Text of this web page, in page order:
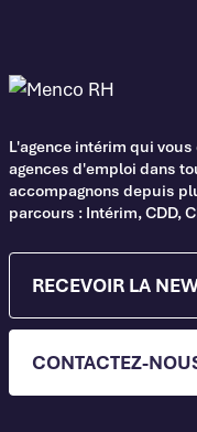
L'agence intérim qui
agences d'emploi dans
accompagnons depuis
parcours : Intérim, CDD,
RECEVOIR LA
CONTACTEZ-